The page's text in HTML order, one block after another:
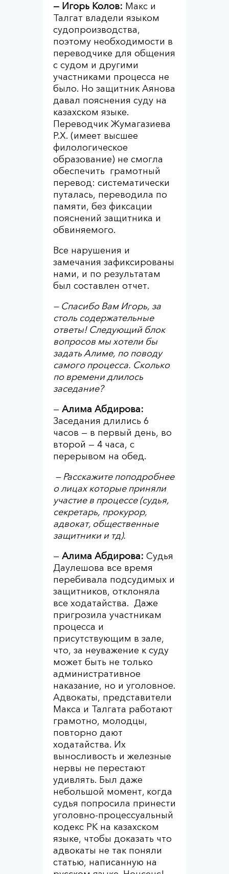
— Игорь Колов: Макс и
Талгат владели языком
судопроизводства,
поэтому необходимости в
переводчике для общения
с судом и другими
участниками процесса не
было. Но защитник Аянова
давал пояснения суду на
казахском языке.
Переводчик Жумагазиева
Р.Х. (имеет высшее
филологическое
образование) не смогла
обеспечить грамотный
перевод: систематически
путалась, переводила по
памяти, без фиксации
пояснений защитника и
обвиняемого.
Все нарушения и
замечания зафиксированы
нами, и по результатам
был составлен отчет.
— Спасибо Вам Игорь, за
столь содержательные
ответы! Следующий блок
вопросов мы хотели бы
задать Алиме, по поводу
самого процесса. Сколько
по времени длилось
заседание?
— Алима Абдирова:
Заседания длились 6
часов — в первый день, во
второй — 4 часа, с
перерывом на обед.
— Расскажите поподробнее
о лицах которые приняли
участие в процессе (судья,
секретарь, прокурор,
адвокат, общественные
защитники и тд).
— Алима Абдирова: Судья
Даулешова все время
перебивала подсудимых и
защитников, отклоняла
все ходатайства. Даже
пригрозила участникам
процесса и
присутствующим в зале,
что, за неуважение к суду
может быть не только
административное
наказание, но и уголовное.
Адвокаты, представители
Макса и Талгата работают
грамотно, молодцы,
повторно дают
ходатайства. Их
выносливость и железные
нервы не перестают
удивлять. Был даже
небольшой момент, когда
судья попросила принести
уголовно-процессуальный
кодекс РК на казахском
языке, чтобы доказать что
адвокаты не так поняли
статью, написанную на